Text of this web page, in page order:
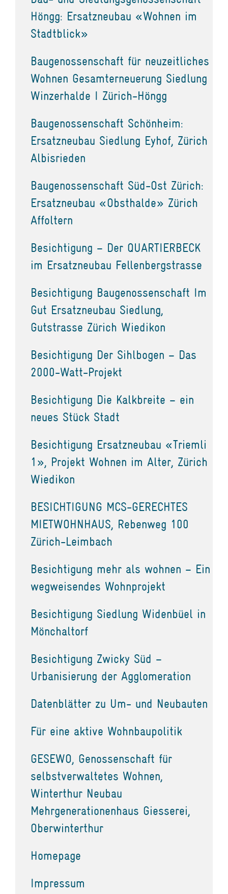
Höngg: Ersatzneubau «Wohnen im
Stadtblick»
Baugenossenschaft für neuzeitliches
Wohnen Gesamterneuerung Siedlung
Winzerhalde I Zürich-Höngg
Baugenossenschaft Schönheim:
Ersatzneubau Siedlung Eyhof, Zürich
Albisrieden
Baugenossenschaft Süd-Ost Zürich:
Ersatzneubau «Obsthalde» Zürich
Affoltern
Besichtigung – Der QUARTIERBECK
im Ersatzneubau Fellenbergstrasse
Besichtigung Baugenossenschaft Im
Gut Ersatzneubau Siedlung,
Gutstrasse Zürich Wiedikon
Besichtigung Der Sihlbogen – Das
2000-Watt-Projekt
Besichtigung Die Kalkbreite – ein
neues Stück Stadt
Besichtigung Ersatzneubau «Triemli
1», Projekt Wohnen im Alter, Zürich
Wiedikon
BESICHTIGUNG MCS-GERECHTES
MIETWOHNHAUS, Rebenweg 100
Zürich-Leimbach
Besichtigung mehr als wohnen – Ein
wegweisendes Wohnprojekt
Besichtigung Siedlung Widenbüel in
Mönchaltorf
Besichtigung Zwicky Süd –
Urbanisierung der Agglomeration
Datenblätter zu Um- und Neubauten
Für eine aktive Wohnbaupolitik
GESEWO, Genossenschaft für
selbstverwaltetes Wohnen,
Winterthur Neubau
Mehrgenerationenhaus Giesserei,
Oberwinterthur
Homepage
Impressum